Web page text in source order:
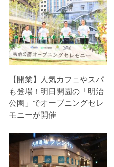
【開業】人気カフェやスパ
も登場！明日開園の「明治
公園」でオープニングセレ
モニーが開催